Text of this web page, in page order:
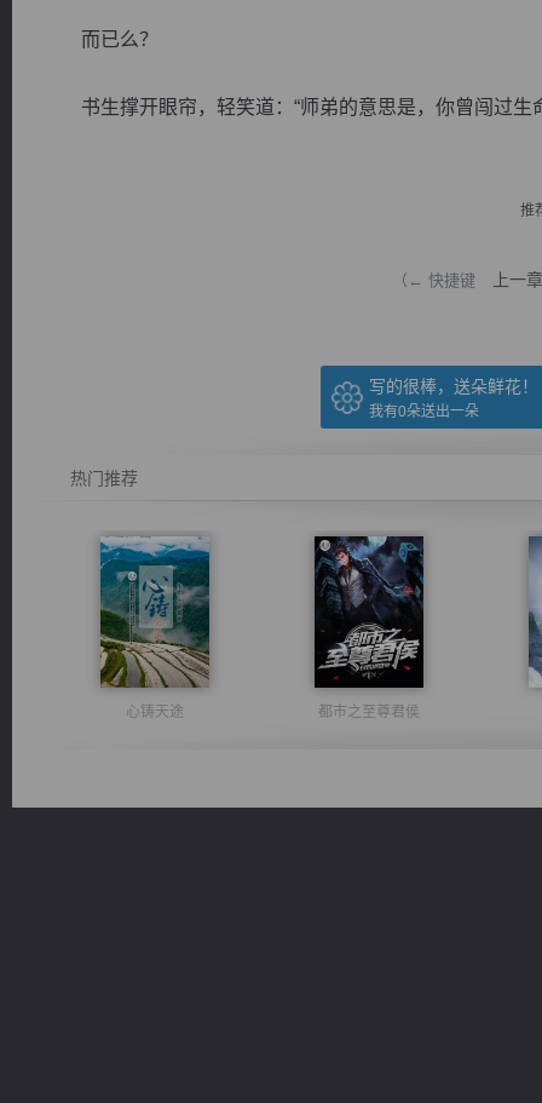
而已么？
书生撑开眼帘，轻笑道：“师弟的意思是，你曾闯过生
推
（← 快捷键 上一章
写的很棒，送朵鲜花！
我有0朵送出一朵
热门推荐
心铸天途 都市之至尊君侯